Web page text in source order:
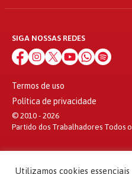
SIGA NOSSAS REDES
Termos de uso
Política de privacidade
© 2010 - 2026
Partido dos Trabalhadores Todos
Utilizamos cookies